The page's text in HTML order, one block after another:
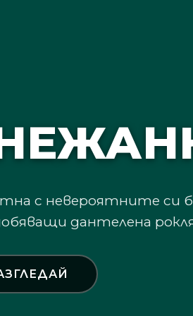
с невероятните си
дантелена
с впечатляващи
на Врачанския Балкан.